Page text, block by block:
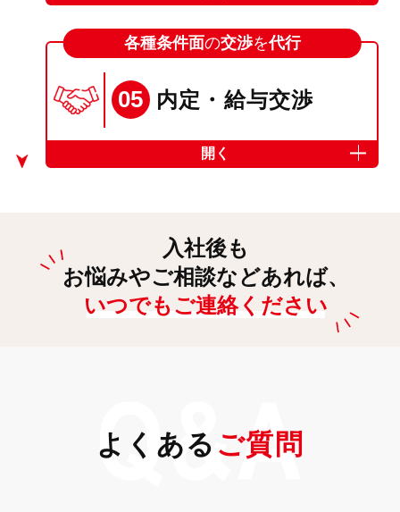
05
各種条件面の交渉を代行
内定・給与交渉
開く
入社後も
お悩みやご相談などあれば、
いつでもご連絡ください
よくある ご質問